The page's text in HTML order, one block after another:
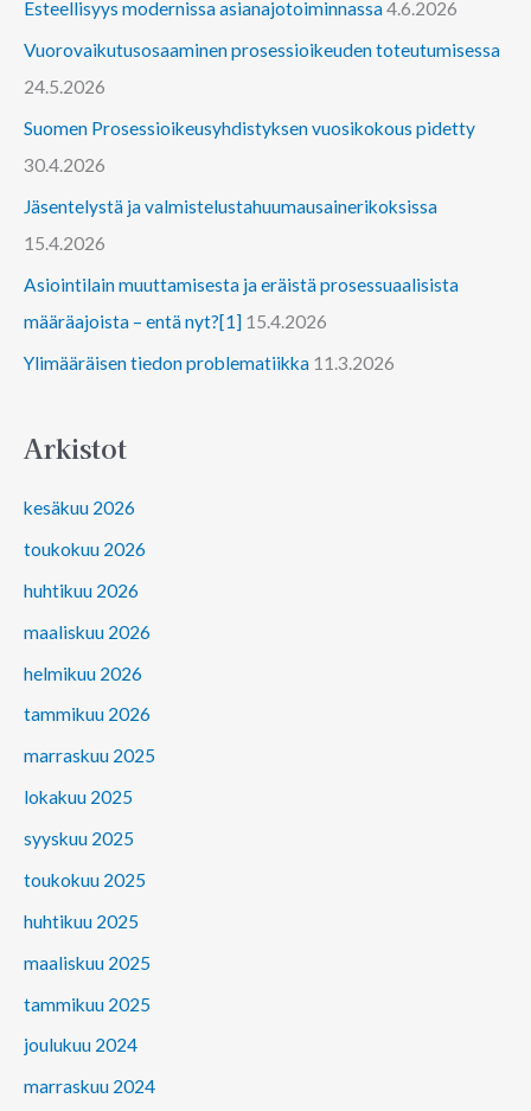
Esteellisyys modernissa asianajotoiminnassa4.6.2026
Vuorovaikutusosaaminen prosessioikeuden toteutumisessa
24.5.2026
Suomen Prosessioikeusyhdistyksen vuosikokous pidetty
30.4.2026
Jäsentelystä ja valmistelustahuumausainerikoksissa
15.4.2026
Asiointilain muuttamisesta ja eräistä prosessuaalisista
määräajoista – entä nyt?[1] 15.4.2026
Ylimääräisen tiedon problematiikka 11.3.2026
Arkistot
kesäkuu 2026
toukokuu 2026
huhtikuu 2026
maaliskuu 2026
helmikuu 2026
tammikuu 2026
marraskuu 2025
lokakuu 2025
syyskuu 2025
toukokuu 2025
huhtikuu 2025
maaliskuu 2025
tammikuu 2025
joulukuu 2024
marraskuu 2024